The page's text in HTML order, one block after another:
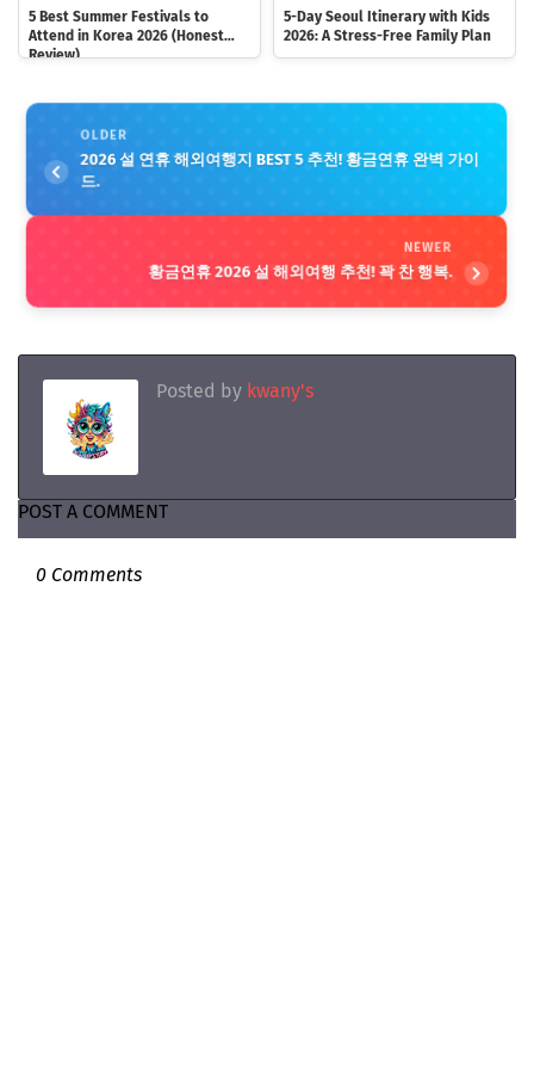
5 Best Summer Festivals to
Attend in Korea 2026 (Honest
Review)
5-Day Seoul Itinerary with Kids
2026: A Stress-Free Family Plan
OLDER
2026 설 연휴 해외여행지 BEST 5 추천! 황금연휴 완벽 가이
드.
NEWER
황금연휴 2026 설 해외여행 추천! 꽉 찬 행복.
Posted by kwany's
POST A COMMENT
0 Comments